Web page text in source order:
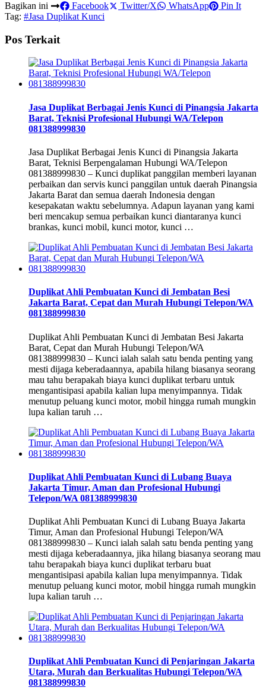
Bagikan ini Facebook Twitter/X WhatsApp
Pin It
Tag: #Jasa Duplikat Kunci
Pos Terkait
Jasa Duplikat Berbagai Jenis Kunci di Pinangsia Jakarta
Barat, Teknisi Profesional Hubungi WA/Telepon
081388999830
Jasa Duplikat Berbagai Jenis Kunci di Pinangsia Jakarta
Barat, Teknisi Berpengalaman Hubungi WA/Telepon
081388999830 – Kunci duplikat panggilan memberi layanan
perbaikan dan servis kunci panggilan untuk daerah Pinangsia
Jakarta Barat dan semua daerah Indonesia dengan
kesepakatan waktu sebelumnya. Adapun layanan yang kami
beri mencakup semua perbaikan kunci diantaranya kunci
brankas, kunci mobil, kunci motor, kunci …
Duplikat Ahli Pembuatan Kunci di Jembatan Besi
Jakarta Barat, Cepat dan Murah Hubungi Telepon/WA
081388999830
Duplikat Ahli Pembuatan Kunci di Jembatan Besi Jakarta
Barat, Cepat dan Murah Hubungi Telepon/WA
081388999830 – Kunci ialah salah satu benda penting yang
mesti dijaga keberadaannya, apabila hilang biasanya seorang
mau tahu berapakah biaya kunci duplikat terbaru untuk
mengantisipasi apabila kalian lupa menyimpannya. Tidak
menutup peluang kunci motor, mobil hingga rumah mungkin
lupa kalian taruh …
Duplikat Ahli Pembuatan Kunci di Lubang Buaya
Jakarta Timur, Aman dan Profesional Hubungi
Telepon/WA 081388999830
Duplikat Ahli Pembuatan Kunci di Lubang Buaya Jakarta
Timur, Aman dan Profesional Hubungi Telepon/WA
081388999830 – Kunci ialah salah satu benda penting yang
mesti dijaga keberadaannya, jika hilang biasanya seorang mau
tahu berapakah biaya kunci duplikat terbaru buat
mengantisipasi apabila kalian lupa menyimpannya. Tidak
menutup peluang kunci motor, mobil hingga rumah mungkin
lupa kalian taruh …
Duplikat Ahli Pembuatan Kunci di Penjaringan Jakarta
Utara, Murah dan Berkualitas Hubungi Telepon/WA
081388999830